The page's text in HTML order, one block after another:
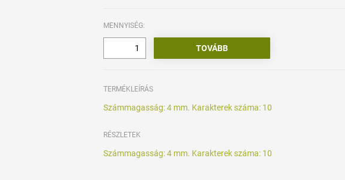
MENNYISÉG:
TERMÉKLEÍRÁS
Számmagasság: 4 mm. Karakterek száma: 10
RÉSZLETEK
Számmagasság: 4 mm. Karakterek száma: 10